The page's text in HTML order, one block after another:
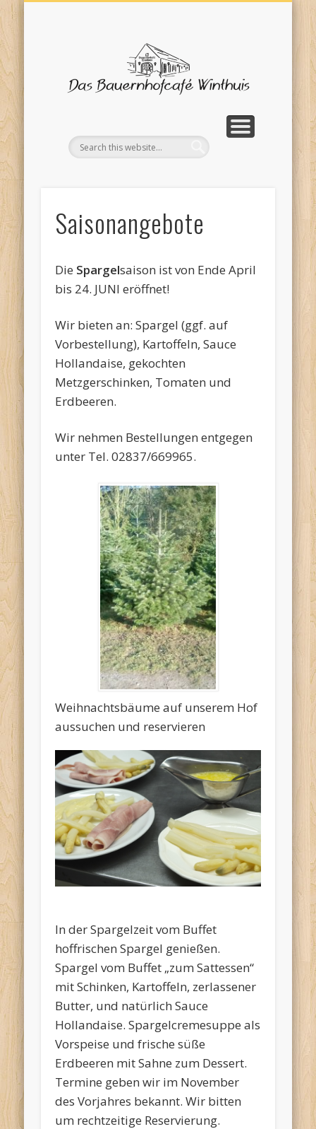
Saisonangebote
Die Spargelsaison ist von Ende April
bis 24. JUNI eröffnet!
Wir bieten an: Spargel (ggf. auf
Vorbestellung), Kartoffeln, Sauce
Hollandaise, gekochten
Metzgerschinken, Tomaten und
Erdbeeren.
Wir nehmen Bestellungen entgegen
unter Tel. 02837/669965.
Weihnachtsbäume auf unserem Hof
aussuchen und reservieren
In der Spargelzeit vom Buffet
hoffrischen Spargel genießen.
Spargel vom Buffet „zum Sattessen“
mit Schinken, Kartoffeln, zerlassener
Butter, und natürlich Sauce
Hollandaise. Spargelcremesuppe als
Vorspeise und frische süße
Erdbeeren mit Sahne zum Dessert.
Termine geben wir im November
des Vorjahres bekannt. Wir bitten
um rechtzeitige Reservierung.